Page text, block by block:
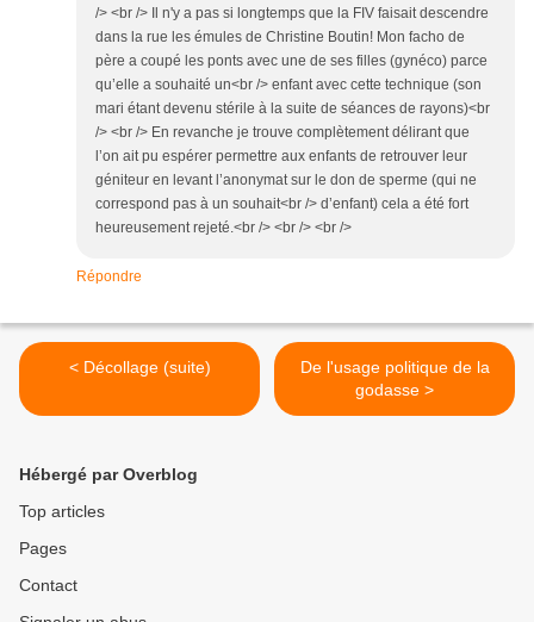
/> <br /> Il n'y a pas si longtemps que la FIV faisait descendre
dans la rue les émules de Christine Boutin! Mon facho de
père a coupé les ponts avec une de ses filles (gynéco) parce
qu’elle a souhaité un<br /> enfant avec cette technique (son
mari étant devenu stérile à la suite de séances de rayons)<br
/> <br /> En revanche je trouve complètement délirant que
l’on ait pu espérer permettre aux enfants de retrouver leur
géniteur en levant l’anonymat sur le don de sperme (qui ne
correspond pas à un souhait<br /> d’enfant) cela a été fort
heureusement rejeté.<br /> <br /> <br />
Répondre
< Décollage (suite)
De l'usage politique de la
godasse >
Hébergé par Overblog
Top articles
Pages
Contact